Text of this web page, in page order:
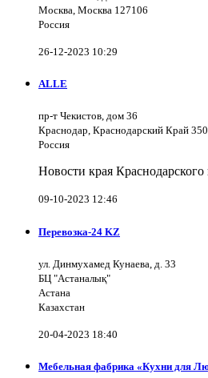
Москва, Москва 127106
Россия
26-12-2023 10:29
ALLE
пр-т Чекистов, дом 36
Краснодар, Краснодарский Край
Россия
Новости края
09-10-2023 12:46
Перевозка-24 KZ
ул. Динмухамед Кунаева, д. 33
БЦ "Астаналық"
Астана
Казахстан
20-04-2023 18:40
Мебельная фабрика «Кухни для